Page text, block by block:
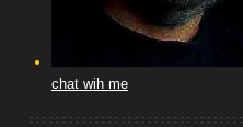
chat wih me